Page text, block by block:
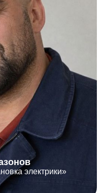
электрики»